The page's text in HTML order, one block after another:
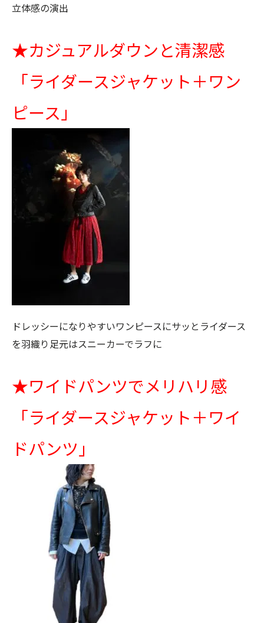
立体感の演出
★カジュアルダウンと清潔感
「ライダースジャケット＋ワン
ピース」
ドレッシーになりやすいワンピースにサッとライダース
を羽織り足元はスニーカーでラフに
★ワイドパンツでメリハリ感
「ライダースジャケット＋ワイ
ドパンツ」